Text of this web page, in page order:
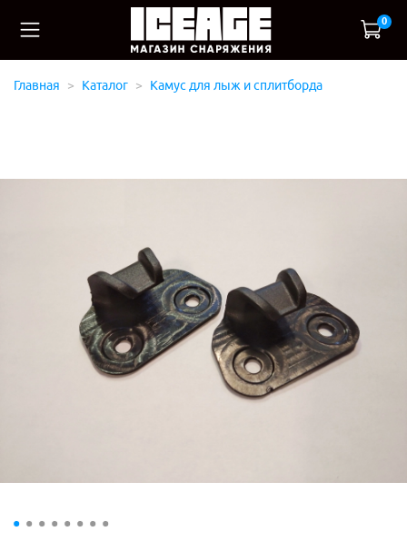
0
Главная Каталог Камус для лыж и сплитборда